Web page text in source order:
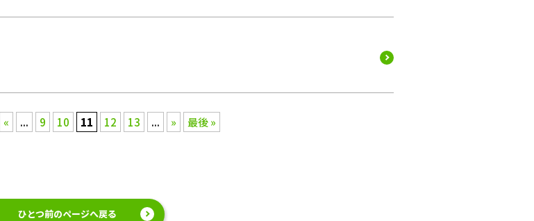
« ... 9 10 11 12 13 ... » 最後 »
ひとつ前のページへ戻る